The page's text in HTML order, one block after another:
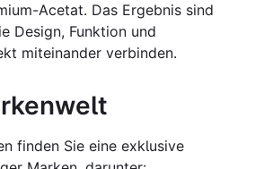
Acetat. Das Ergebnis sind
Design, Funktion und
miteinander verbinden.
finden Sie eine exklusive